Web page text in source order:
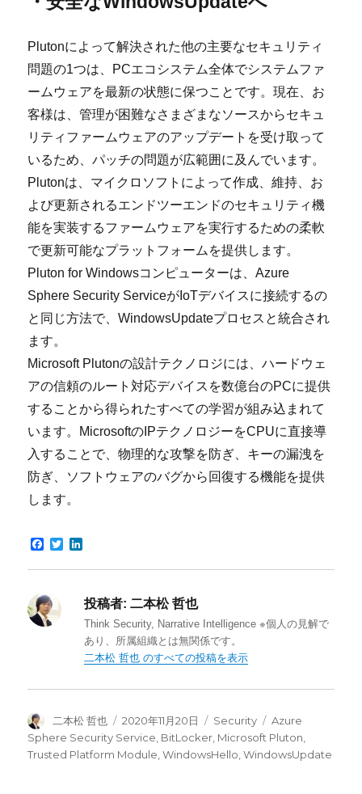
Plutonによって解決された他の主要なセキュリティ
問題の1つは、PCエコシステム全体でシステムファ
ームウェアを最新の状態に保つことです。現在、お
客様は、管理が困難なさまざまなソースからセキュ
リティファームウェアのアップデートを受け取って
いるため、パッチの問題が広範囲に及んでいます。
Plutonは、マイクロソフトによって作成、維持、お
よび更新されるエンドツーエンドのセキュリティ機
能を実装するファームウェアを実行するための柔軟
で更新可能なプラットフォームを提供します。
Pluton for Windowsコンピューターは、Azure
Sphere Security ServiceがIoTデバイスに接続するの
と同じ方法で、WindowsUpdateプロセスと統合され
ます。
Microsoft Plutonの設計テクノロジには、ハードウェ
アの信頼のルート対応デバイスを数億台のPCに提供
することから得られたすべての学習が組み込まれて
います。MicrosoftのIPテクノロジーをCPUに直接導
入することで、物理的な攻撃を防ぎ、キーの漏洩を
防ぎ、ソフトウェアのバグから回復する機能を提供
します。
F
c
b
o
o
T
i
n
e
d
I
n
投稿者: 二本松 哲也
Think Security, Narrative Intelligence ※個人の見解で
あり、所属組織とは無関係です。
二本松 哲也 のすべての投稿を表示
投
稿
者
二本松 哲也
投
稿
日:
2020年11月20日
カ
テ
ゴ
Security
タ
グ
Azure
Sphere Security Service BitLocker Microsoft Pluton
Trusted Platform Module ,WindowsHello ,WindowsUpdate